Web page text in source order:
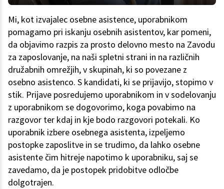
Mi, kot izvajalec osebne asistence, uporabnikom
pomagamo pri iskanju osebnih asistentov, kar pomeni,
da objavimo razpis za prosto delovno mesto na Zavodu
za zaposlovanje, na naši spletni strani in na različnih
družabnih omrežjih, v skupinah, ki so povezane z
osebno asistenco. S kandidati, ki se prijavijo, stopimo v
stik. Prijave posredujemo uporabnikom in v sodelovanju
z uporabnikom se dogovorimo, koga povabimo na
razgovor ter kdaj in kje bodo razgovori potekali. Ko
uporabnik izbere osebnega asistenta, izpeljemo
postopke zaposlitve in se trudimo, da lahko osebne
asistente čim hitreje napotimo k uporabniku, saj se
zavedamo, da je postopek pridobitve odločbe
dolgotrajen.